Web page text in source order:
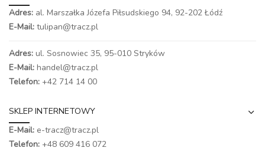
Adres: al. Marszałka Józefa Piłsudskiego 94, 92-202 Łódź
E-Mail: tulipan@tracz.pl
Adres: ul. Sosnowiec 35, 95-010 Stryków
E-Mail: handel@tracz.pl
Telefon: +42 714 14 00
SKLEP INTERNETOWY
E-Mail: e-tracz@tracz.pl
Telefon: +48 609 416 072